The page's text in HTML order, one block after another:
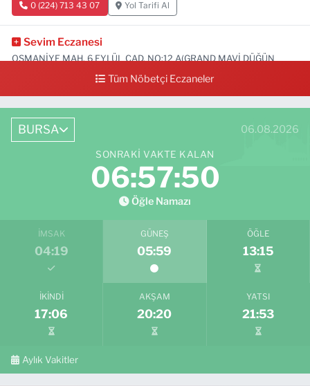
0 (224) 713 43 07 Yol Tarifi Al
Sevim Eczanesi
OSMANİYE MAH. 6 EYLÜL CAD. NO:12 A(GRAND MAVİ DÜĞÜN
Tüm Nöbetçi Eczaneler
BURSA 06.08.2026
SONRAKI VAKTE KALAN
06:57:49
Öğle Namazı
İMSAK
04:19
GÜNEŞ
05:59
ÖĞLE
13:15
İKINDI
17:06
AKŞAM
20:20
YATSI
21:53
Aylık Vakitler